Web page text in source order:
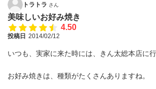
トラトラ さん
美味しいお好み焼き
4.50
投稿日 2014/02/12
いつも、実家に来た時には、きん太総本店に行
お好み焼きは、種類がたくさんありますね。